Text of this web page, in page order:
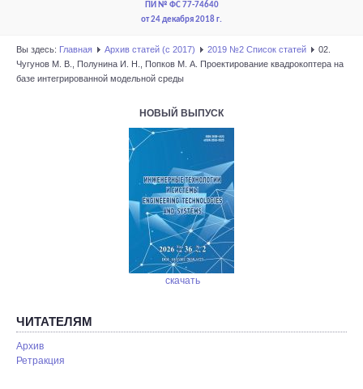
ПИ № ФС 77-74640
от 24 декабря 2018 г.
Вы здесь: Главная Архив статей (с 2017) 2019 №2 Список статей
02.
Чугунов М. В., Полунина И. Н., Попков М. А. Проектирование квадрокоптера на
базе интегрированной модельной среды
НОВЫЙ ВЫПУСК
скачать
ЧИТАТЕЛЯМ
Архив
Ретракция